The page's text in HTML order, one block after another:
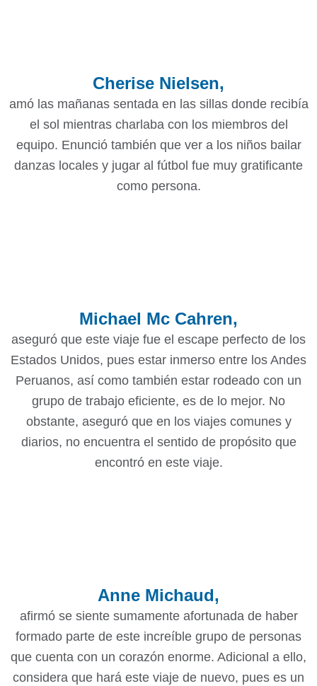
Cherise Nielsen,
amó las mañanas sentada en las sillas donde recibía
el sol mientras charlaba con los miembros del
equipo. Enunció también que ver a los niños bailar
danzas locales y jugar al fútbol fue muy gratificante
como persona.
Michael Mc Cahren,
aseguró que este viaje fue el escape perfecto de los
Estados Unidos, pues estar inmerso entre los Andes
Peruanos, así como también estar rodeado con un
grupo de trabajo eficiente, es de lo mejor. No
obstante, aseguró que en los viajes comunes y
diarios, no encuentra el sentido de propósito que
encontró en este viaje.
Anne Michaud,
afirmó se siente sumamente afortunada de haber
formado parte de este increíble grupo de personas
que cuenta con un corazón enorme. Adicional a ello,
considera que hará este viaje de nuevo, pues es un